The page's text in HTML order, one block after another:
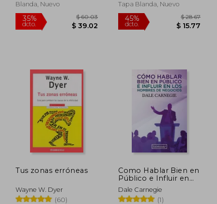
50%
dcto.
$
Rápido
Blanda, Nuevo Tapa Blanda, Nuevo
Tus zonas erróneas
Wayne W. Dyer
(60)
Como Hablar Bien en
Público e Influir en
los Hombres de
Negocios
Dale Carnegie
(1)